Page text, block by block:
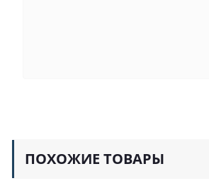
ПОХОЖИЕ ТОВАРЫ